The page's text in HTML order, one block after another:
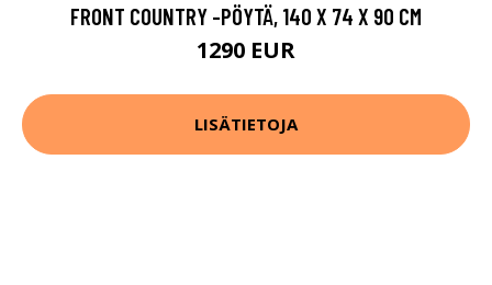
FRONT COUNTRY -PÖYTÄ, 140 X 74 X 90 CM
1290 EUR
LISÄTIETOJA